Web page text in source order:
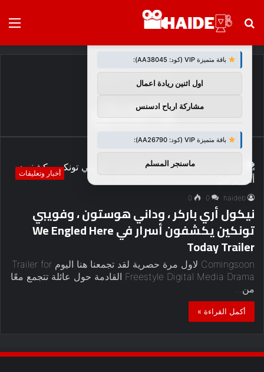
بحث
الرئيسية/وفويبي
وفويبي
أخبار وتعليقات
haideb
0
0
نيكول أري باركر ، وداني هوستون ، وفويبي
تونكين يكشفون أسرار في We Engled Here
Today Trailer
Comingsoon لاول مرة حصرية لقد تجمعنا هنا اليوم Trailer for
Freestyle Digital Media Drama القادمة حول عائلة تتجمع معًا
من…
أكمل القراءة »
توصيات :
باقة متميزة VIP (كود: AA38045):
اول اثنين ريادة اعمال
مشاركة ارباح ادسنس
باقة متميزة VIP (كود: AA26790):
ماسنجر المسلم